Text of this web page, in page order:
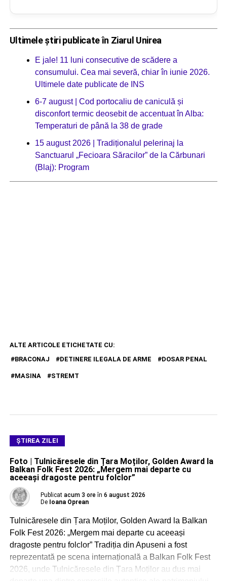
Ultimele știri publicate în Ziarul Unirea
E jale! 11 luni consecutive de scădere a
consumului. Cea mai severă, chiar în iunie 2026.
Ultimele date publicate de INS
6-7 august | Cod portocaliu de caniculă și
disconfort termic deosebit de accentuat în Alba:
Temperaturi de până la 38 de grade
15 august 2026 | Tradiționalul pelerinaj la
Sanctuarul „Fecioara Săracilor” de la Cărbunari
(Blaj): Program
ALTE ARTICOLE ETICHETATE CU:
BRACONAJ
DETINERE ILEGALA DE ARME DOSAR PENAL
MASINA STREMT
ŞTIREA ZILEI
Foto | Tulnicăresele din Țara Moților, Golden Award la
Balkan Folk Fest 2026: „Mergem mai departe cu
aceeași dragoste pentru folclor”
Publicat acum 3 ore în 6 august 2026
De Ioana Oprean
Tulnicăresele din Țara Moților, Golden Award la Balkan
Folk Fest 2026: „Mergem mai departe cu aceeași
dragoste pentru folclor” Tradiția din Apuseni a fost
reprezentată pe scena internațională a Balkan Folk Fest
2026, unde Tulnicăresele din Țara Moților au dus mai